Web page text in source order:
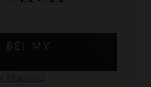
BEI MY